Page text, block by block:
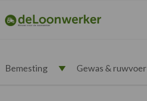
de
hoofdnavigatie
de
hoofd
de
eerste
de
voettekst
deloonwerker.nl
Bemesting Gewas & ruwvoer